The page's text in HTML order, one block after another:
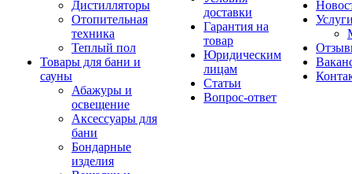
Дистилляторы
Отопительная
техника
Теплый пол
Товары для бани и
сауны
Абажуры и
освещение
Аксессуары для
бани
Бондарные
изделия
доставки
Гарантия на
товар
Юридическим
лицам
Статьи
Вопрос-ответ